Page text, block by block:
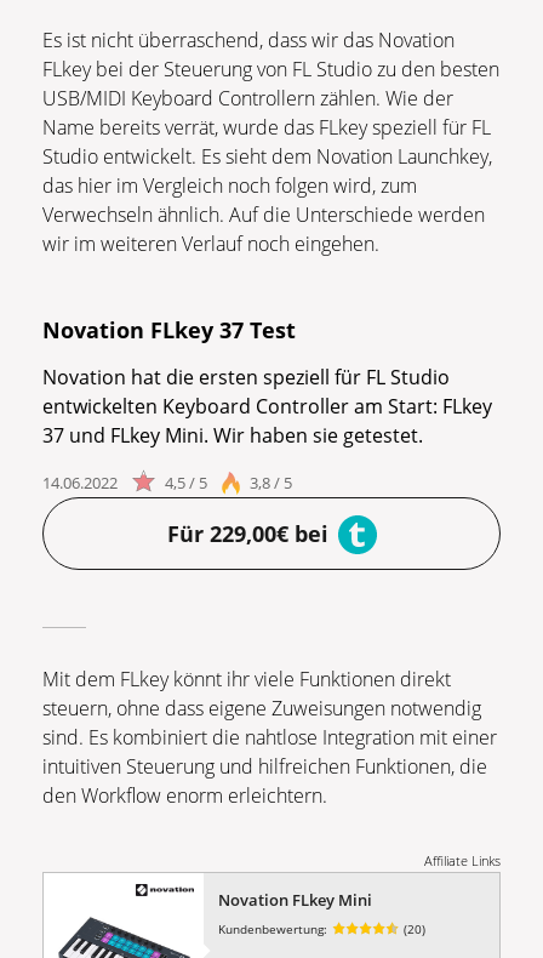
Es ist nicht überraschend, dass wir das Novation
FLkey bei der Steuerung von FL Studio zu den besten
USB/MIDI Keyboard Controllern zählen. Wie der
Name bereits verrät, wurde das FLkey speziell für FL
Studio entwickelt. Es sieht dem Novation Launchkey,
das hier im Vergleich noch folgen wird, zum
Verwechseln ähnlich. Auf die Unterschiede werden
wir im weiteren Verlauf noch eingehen.
Novation FLkey 37 Test
Novation hat die ersten speziell für FL Studio
entwickelten Keyboard Controller am Start: FLkey
37 und FLkey Mini. Wir haben sie getestet.
14.06.2022 4,5 / 5 3,8 / 5
Für 229,00€ bei
Mit dem FLkey könnt ihr viele Funktionen direkt
steuern, ohne dass eigene Zuweisungen notwendig
sind. Es kombiniert die nahtlose Integration mit einer
intuitiven Steuerung und hilfreichen Funktionen, die
den Workflow enorm erleichtern.
Affiliate Links
Novation FLkey Mini
Kundenbewertung: (20)